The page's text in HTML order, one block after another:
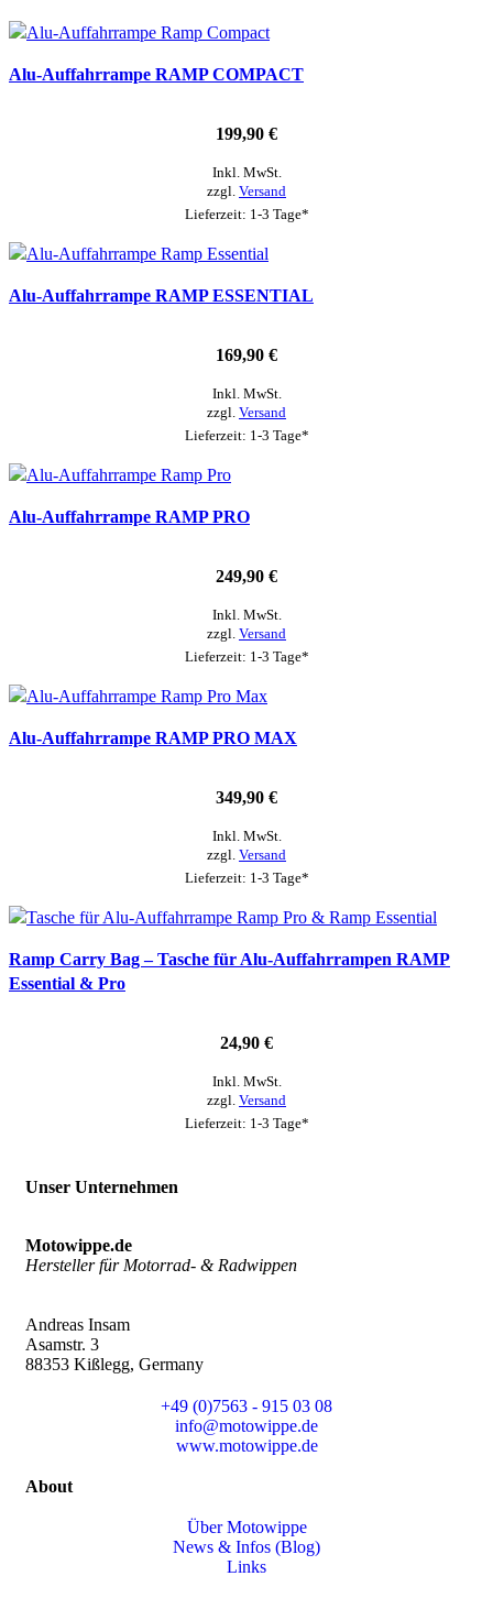
Alu-Auffahrrampe RAMP COMPACT
199,90 €
Inkl. MwSt.
zzgl. Versand
Lieferzeit: 1-3 Tage*
Alu-Auffahrrampe RAMP ESSENTIAL
169,90 €
Inkl. MwSt.
zzgl. Versand
Lieferzeit: 1-3 Tage*
Alu-Auffahrrampe RAMP PRO
249,90 €
Inkl. MwSt.
zzgl. Versand
Lieferzeit: 1-3 Tage*
Alu-Auffahrrampe RAMP PRO MAX
349,90 €
Inkl. MwSt.
zzgl. Versand
Lieferzeit: 1-3 Tage*
Ramp Carry Bag – Tasche für Alu-Auffahrrampen RAMP
Essential & Pro
24,90 €
Inkl. MwSt.
zzgl. Versand
Lieferzeit: 1-3 Tage*
Unser Unternehmen
Motowippe.de
Hersteller für Motorrad- & Radwippen
Andreas Insam
Asamstr. 3
88353 Kißlegg, Germany
+49 (0)7563 - 915 03 08
info@motowippe.de
www.motowippe.de
About
Über Motowippe
News & Infos (Blog)
Links